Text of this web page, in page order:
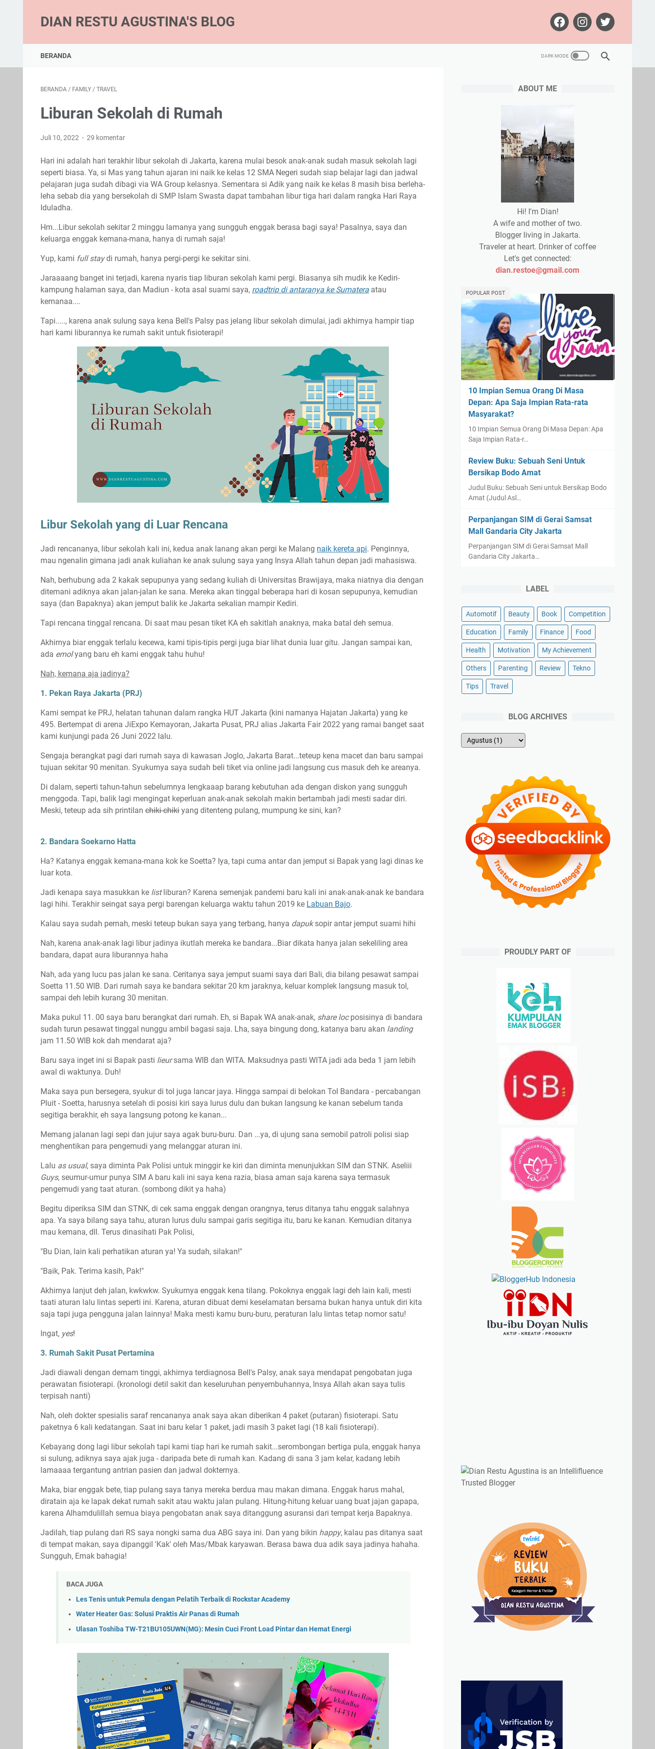
DIAN RESTU AGUSTINA'S BLOG
BERANDA
BERANDA / FAMILY / TRAVEL
Liburan Sekolah di Rumah
Juli 10, 2022 29 komentar
Hari ini adalah hari terakhir libur sekolah di Jakarta, karena mulai besok anak-anak sudah masuk sekolah lagi
seperti biasa. Ya, si Mas yang tahun ajaran ini naik ke kelas 12 SMA Negeri sudah siap belajar lagi dan jadwal
pelajaran juga sudah dibagi via WA Group kelasnya. Sementara si Adik yang naik ke kelas 8 masih bisa berleha-
leha sebab dia yang bersekolah di SMP Islam Swasta dapat tambahan libur tiga hari dalam rangka Hari Raya
Iduladha.
Hm...Libur sekolah sekitar 2 minggu lamanya yang sungguh enggak berasa bagi saya! Pasalnya, saya dan
keluarga enggak kemana-mana, hanya di rumah saja!
Yup, kami full staydi rumah, hanya pergi-pergi ke sekitar sini.
Jaraaaang banget ini terjadi, karena nyaris tiap liburan sekolah kami pergi. Biasanya sih mudik ke Kediri-
kampung halaman saya, dan Madiun - kota asal suami saya, roadtrip di antaranya ke Sumatera atau
kemanaa....
Tapi....., karena anak sulung saya kena Bell's Palsy pas jelang libur sekolah dimulai, jadi akhirnya hampir tiap
hari kami liburannya ke rumah sakit untuk fisioterapi!
Libur Sekolah yang di Luar Rencana
Jadi rencananya, libur sekolah kali ini, kedua anak lanang akan pergi ke Malang naik kereta api. Penginnya,
mau ngenalin gimana jadi anak kuliahan ke anak sulung saya yang Insya Allah tahun depan jadi mahasiswa.
Nah, berhubung ada 2 kakak sepupunya yang sedang kuliah di Universitas Brawijaya, maka niatnya dia dengan
ditemani adiknya akan jalan-jalan ke sana. Mereka akan tinggal beberapa hari di kosan sepupunya, kemudian
saya (dan Bapaknya) akan jemput balik ke Jakarta sekalian mampir Kediri.
Tapi rencana tinggal rencana. Di saat mau pesan tiket KA eh sakitlah anaknya, maka batal deh semua.
Akhirnya biar enggak terlalu kecewa, kami tipis-tipis pergi juga biar lihat dunia luar gitu. Jangan sampai kan,
ada emolyang baru eh kami enggak tahu huhu!
Nah, kemana aja jadinya?
1. Pekan Raya Jakarta (PRJ)
Kami sempat ke PRJ, helatan tahunan dalam rangka HUT Jakarta (kini namanya Hajatan Jakarta) yang ke
495. Bertempat di arena JiExpo Kemayoran, Jakarta Pusat, PRJ alias Jakarta Fair 2022 yang ramai banget saat
kami kunjungi pada 26 Juni 2022 lalu.
Sengaja berangkat pagi dari rumah saya di kawasan Joglo, Jakarta Barat...teteup kena macet dan baru sampai
tujuan sekitar 90 menitan. Syukurnya saya sudah beli tiket via online jadi langsung cus masuk deh ke areanya.
Di dalam, seperti tahun-tahun sebelumnya lengkaaap barang kebutuhan ada dengan diskon yang sungguh
menggoda. Tapi, balik lagi mengingat keperluan anak-anak sekolah makin bertambah jadi mesti sadar diri.
Meski, teteup ada sih printilan chiki-chiki yang ditenteng pulang, mumpung ke sini, kan?
2. Bandara Soekarno Hatta
Ha? Katanya enggak kemana-mana kok ke Soetta? Iya, tapi cuma antar dan jemput si Bapak yang lagi dinas ke
luar kota.
Jadi kenapa saya masukkan ke listliburan? Karena semenjak pandemi baru kali ini anak-anak-anak ke bandara
lagi hihi. Terakhir seingat saya pergi barengan keluarga waktu tahun 2019 ke Labuan Bajo.
Kalau saya sudah pernah, meski teteup bukan saya yang terbang, hanya dapuksopir antar jemput suami hihi
Nah, karena anak-anak lagi libur jadinya ikutlah mereka ke bandara...Biar dikata hanya jalan sekeliling area
bandara, dapat aura liburannya haha
Nah, ada yang lucu pas jalan ke sana. Ceritanya saya jemput suami saya dari Bali, dia bilang pesawat sampai
Soetta 11.50 WIB. Dari rumah saya ke bandara sekitar 20 km jaraknya, keluar komplek langsung masuk tol,
sampai deh lebih kurang 30 menitan.
Maka pukul 11. 00 saya baru berangkat dari rumah. Eh, si Bapak WA anak-anak, share locposisinya di bandara
sudah turun pesawat tinggal nunggu ambil bagasi saja. Lha, saya bingung dong, katanya baru akan landing
jam 11.50 WIB kok dah mendarat aja?
Baru saya inget ini si Bapak pasti lieursama WIB dan WITA. Maksudnya pasti WITA jadi ada beda 1 jam lebih
awal di waktunya. Duh!
Maka saya pun bersegera, syukur di tol juga lancar jaya. Hingga sampai di belokan Tol Bandara - percabangan
Pluit - Soetta, harusnya setelah di posisi kiri saya lurus dulu dan bukan langsung ke kanan sebelum tanda
segitiga berakhir, eh saya langsung potong ke kanan...
Memang jalanan lagi sepi dan jujur saya agak buru-buru. Dan ...ya, di ujung sana semobil patroli polisi siap
menghentikan para pengemudi yang melanggar aturan ini.
Lalu as usual, saya diminta Pak Polisi untuk minggir ke kiri dan diminta menunjukkan SIM dan STNK. Aseliii
Guys, seumur-umur punya SIM A baru kali ini saya kena razia, biasa aman saja karena saya termasuk
pengemudi yang taat aturan. (sombong dikit ya haha)
Begitu diperiksa SIM dan STNK, di cek sama enggak dengan orangnya, terus ditanya tahu enggak salahnya
apa. Ya saya bilang saya tahu, aturan lurus dulu sampai garis segitiga itu, baru ke kanan. Kemudian ditanya
mau kemana, dll. Terus dinasihati Pak Polisi,
"Bu Dian, lain kali perhatikan aturan ya! Ya sudah, silakan!"
"Baik, Pak. Terima kasih, Pak!"
Akhirnya lanjut deh jalan, kwkwkw. Syukurnya enggak kena tilang. Pokoknya enggak lagi deh lain kali, mesti
taati aturan lalu lintas seperti ini. Karena, aturan dibuat demi keselamatan bersama bukan hanya untuk diri kita
saja tapi juga pengguna jalan lainnya! Maka mesti kamu buru-buru, peraturan lalu lintas tetap nomor satu!
Ingat, yes!
3. Rumah Sakit Pusat Pertamina
Jadi diawali dengan demam tinggi, akhirnya terdiagnosa Bell's Palsy, anak saya mendapat pengobatan juga
perawatan fisioterapi. (kronologi detil sakit dan keseluruhan penyembuhannya, Insya Allah akan saya tulis
terpisah nanti)
Nah, oleh dokter spesialis saraf rencananya anak saya akan diberikan 4 paket (putaran) fisioterapi. Satu
paketnya 6 kali kedatangan. Saat ini baru kelar 1 paket, jadi masih 3 paket lagi (18 kali fisioterapi).
Kebayang dong lagi libur sekolah tapi kami tiap hari ke rumah sakit...serombongan bertiga pula, enggak hanya
si sulung, adiknya saya ajak juga - daripada bete di rumah kan. Kadang di sana 3 jam kelar, kadang lebih
lamaaaa tergantung antrian pasien dan jadwal dokternya.
Maka, biar enggak bete, tiap pulang saya tanya mereka berdua mau makan dimana. Enggak harus mahal,
diratain aja ke lapak dekat rumah sakit atau waktu jalan pulang. Hitung-hitung keluar uang buat jajan gapapa,
karena Alhamdulillah semua biaya pengobatan anak saya ditanggung asuransi dari tempat kerja Bapaknya.
Jadilah, tiap pulang dari RS saya nongki sama dua ABG saya ini. Dan yang bikin happy, kalau pas ditanya saat
di tempat makan, saya dipanggil 'Kak' oleh Mas/Mbak karyawan. Berasa bawa dua adik saya jadinya hahaha.
Sungguh, Emak bahagia!
BACA JUGA
Les Tenis untuk Pemula dengan Pelatih Terbaik di Rockstar Academy
Water Heater Gas: Solusi Praktis Air Panas di Rumah
Ulasan Toshiba TW-T21BU105UWN(MG): Mesin Cuci Front Load Pintar dan Hemat Energi
ABOUT ME
Hi! I'm Dian!
A wife and mother of two.
Blogger living in Jakarta.
Traveler at heart. Drinker of coffee
Let's get connected:
dian.restoe@gmail.com
POPULAR POST
10 Impian Semua Orang Di Masa
Depan: Apa Saja Impian Rata-rata
Masyarakat?
10 Impian Semua Orang Di Masa Depan: Apa
Saja Impian Rata-r…
Review Buku: Sebuah Seni Untuk
Bersikap Bodo Amat
Judul Buku: Sebuah Seni untuk Bersikap Bodo
Amat (Judul Asl…
Perpanjangan SIM di Gerai Samsat
Mall Gandaria City Jakarta
Perpanjangan SIM di Gerai Samsat Mall
Gandaria City Jakarta…
LABEL
Automotif Beauty Book Competition
Education Family Finance Food
Health Motivation My Achievement
Others Parenting Review Tekno
Tips Travel
BLOG ARCHIVES
PROUDLY PART OF